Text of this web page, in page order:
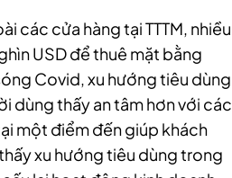
các cửa hàng tại TTTM, nhiều
USD để thuê mặt bằng
Covid, xu hướng tiêu dùng
dùng thấy an tâm hơn với các
một điểm đến giúp khách
xu hướng tiêu dùng trong